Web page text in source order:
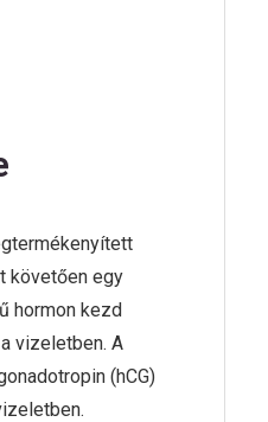
követően egy
hormon kezd
vizeletben. A
(hCG)